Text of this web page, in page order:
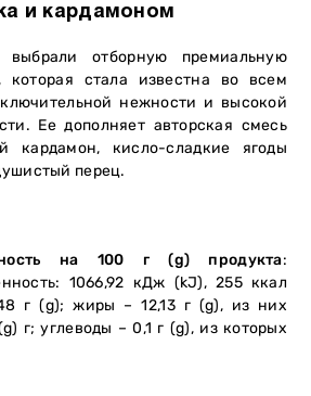
и кардамоном
отборную премиальную
которая стала известна во всем
нежности и высокой
Ее дополняет авторская смесь
кардамон, кисло-сладкие ягоды
перец.
на 100 г (g) продукта:
1066,92 кДж (kJ), 255 ккал
г (g); жиры – 12,13 г (g), из них
г; углеводы – 0,1 г (g), из которых